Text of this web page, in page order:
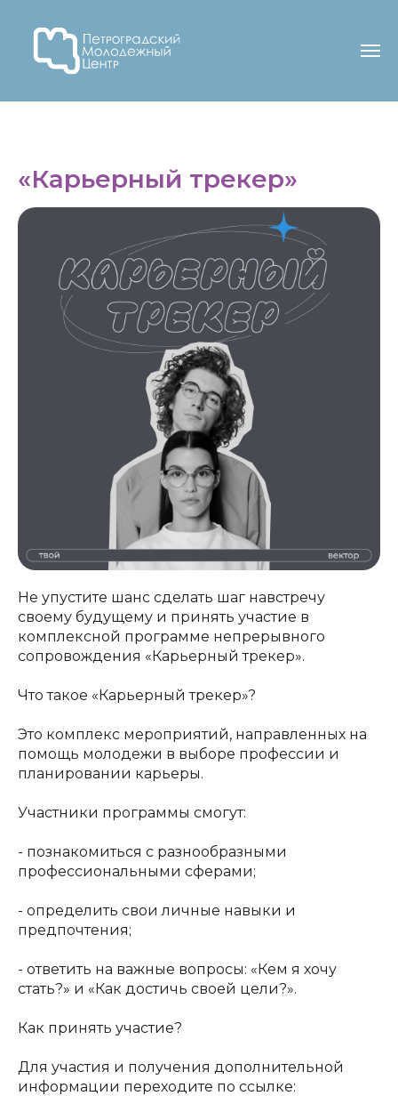
«Карьерный трекер»
Не упустите шанс сделать шаг навстречу
своему будущему и принять участие в
комплексной программе непрерывного
сопровождения «Карьерный трекер».
Что такое «Карьерный трекер»?
Это комплекс мероприятий, направленных на
помощь молодежи в выборе профессии и
планировании карьеры.
Участники программы смогут:
- познакомиться с разнообразными
профессиональными сферами;
- определить свои личные навыки и
предпочтения;
- ответить на важные вопросы: «Кем я хочу
стать?» и «Как достичь своей цели?».
Как принять участие?
Для участия и получения дополнительной
информации переходите по ссылке: